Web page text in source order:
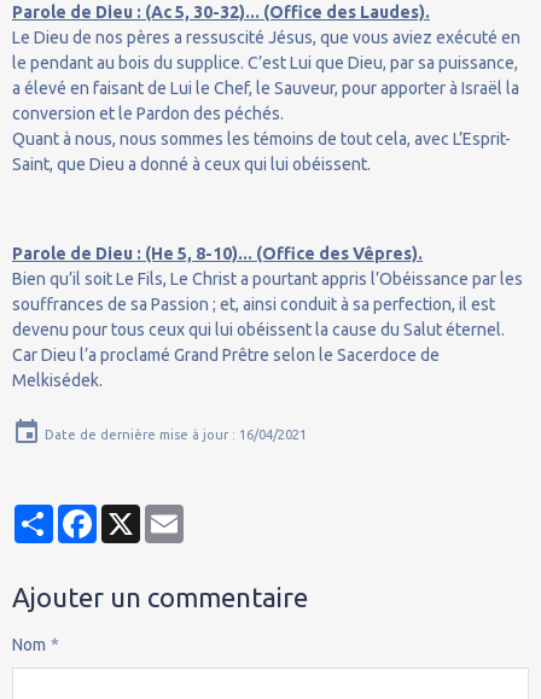
Parole de Dieu : (Ac 5, 30-32)... (Office des Laudes).
Le Dieu de nos pères a ressuscité Jésus, que vous aviez exécuté en
le pendant au bois du supplice. C’est Lui que Dieu, par sa puissance,
a élevé en faisant de Lui le Chef, le Sauveur, pour apporter à Israël la
conversion et le Pardon des péchés.
Quant à nous, nous sommes les témoins de tout cela, avec L’Esprit-
Saint, que Dieu a donné à ceux qui lui obéissent.
Parole de Dieu : (He 5, 8-10)... (Office des Vêpres).
Bien qu’il soit Le Fils, Le Christ a pourtant appris l’Obéissance par les
souffrances de sa Passion ; et, ainsi conduit à sa perfection, il est
devenu pour tous ceux qui lui obéissent la cause du Salut éternel.
Car Dieu l’a proclamé Grand Prêtre selon le Sacerdoce de
Melkisédek.
Date de dernière mise à jour : 16/04/2021
PartagerFacebook
X
Ajouter un commentaire
Nom